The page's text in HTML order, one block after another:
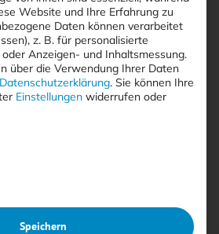
Suchen
mit dem
Website und Ihre Erfahrung zu
Daten können verarbeitet
z. B. für personalisierte
Anzeigen- und Inhaltsmessung.
über die Verwendung Ihrer Daten
Datenschutzerklärung. Sie können Ihre
Einstellungen widerrufen oder
Service-Gruppen, für die eine
Speichern